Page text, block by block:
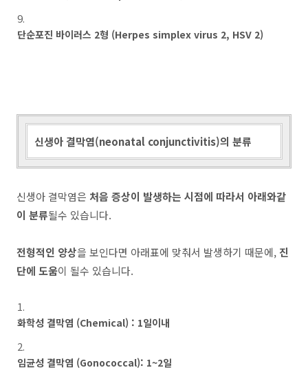
단순포진 바이러스 2형 (Herpes simplex virus 2, HSV 2)
신생아 결막염(neonatal conjunctivitis)의 분류
신생아 결막염은 처음 증상이 발생하는 시점에 따라서 아래와같
이 분류될수 있습니다.
전형적인 양상을 보인다면 아래표에 맞춰서 발생하기 때문에, 진
단에 도움이 될수 있습니다.
화학성 결막염 (Chemical) : 1일이내
임균성 결막염 (Gonococcal): 1~2일